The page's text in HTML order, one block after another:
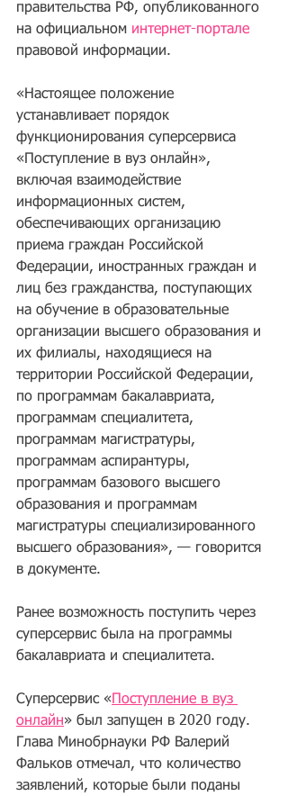
правительства РФ, опубликованного
на официальном интернет-портале
правовой информации.
«Настоящее положение
устанавливает порядок
функционирования суперсервиса
«Поступление в вуз онлайн»,
включая взаимодействие
информационных систем,
обеспечивающих организацию
приема граждан Российской
Федерации, иностранных граждан и
лиц без гражданства, поступающих
на обучение в образовательные
организации высшего образования и
их филиалы, находящиеся на
территории Российской Федерации,
по программам бакалавриата,
программам специалитета,
программам магистратуры,
программам аспирантуры,
программам базового высшего
образования и программам
магистратуры специализированного
высшего образования», — говорится
в документе.
Ранее возможность поступить через
суперсервис была на программы
бакалавриата и специалитета.
Суперсервис « Поступление в вуз
онлайн» был запущен в 2020 году.
Глава Минобрнауки РФ Валерий
Фальков отмечал, что количество
заявлений, которые были поданы